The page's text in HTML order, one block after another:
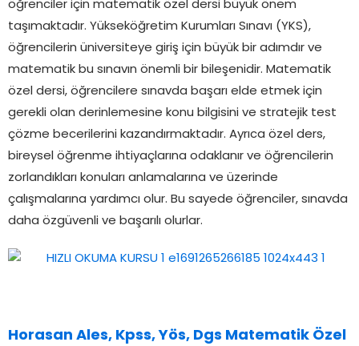
öğrenciler için matematik özel dersi büyük önem
taşımaktadır. Yükseköğretim Kurumları Sınavı (YKS),
öğrencilerin üniversiteye giriş için büyük bir adımdır ve
matematik bu sınavın önemli bir bileşenidir. Matematik
özel dersi, öğrencilere sınavda başarı elde etmek için
gerekli olan derinlemesine konu bilgisini ve stratejik test
çözme becerilerini kazandırmaktadır. Ayrıca özel ders,
bireysel öğrenme ihtiyaçlarına odaklanır ve öğrencilerin
zorlandıkları konuları anlamalarına ve üzerinde
çalışmalarına yardımcı olur. Bu sayede öğrenciler, sınavda
daha özgüvenli ve başarılı olurlar.
Horasan Ales, Kpss, Yös, Dgs Matematik Özel